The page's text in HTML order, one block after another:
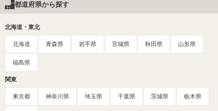
都道府県から探す
北海道・東北
北海道 青森県 岩手県 宮城県 秋田県 山形県
福島県
関東
東京都 神奈川県 埼玉県 千葉県 茨城県 栃木県